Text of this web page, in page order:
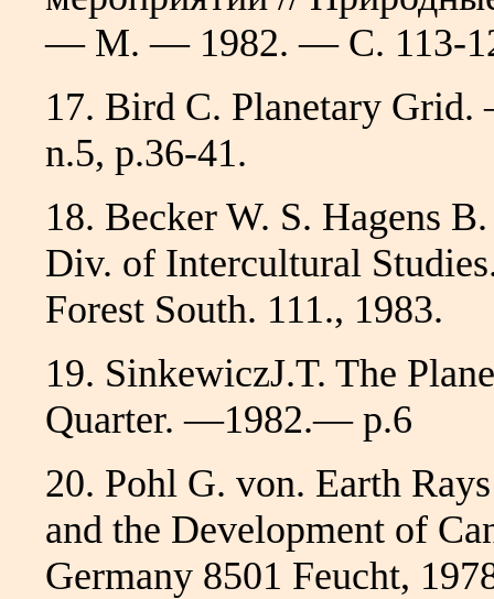
— М. — 1982. — С. 113-
17. Bird С. Planetary
n.5, p.36-41.
18. Becker W. S. Hagens
Div. of Intercultural
Forest South. 111., 1983.
19. SinkewiczJ.T. The
Quarter. —1982.— p.6
20. Pohl G. von. Earth
and the Development of
Germany 8501 Feucht,